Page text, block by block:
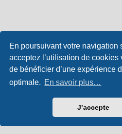
En poursuivant votre navigation
acceptez l’utilisation de cookies
de bénéficier d’une expérience
optimale. En savoir plus…
J’accepte